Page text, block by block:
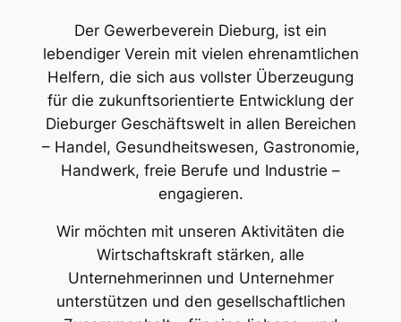
Der Gewerbeverein Dieburg, ist ein
lebendiger Verein mit vielen ehrenamtlichen
Helfern, die sich aus vollster Überzeugung
für die zukunftsorientierte Entwicklung der
Dieburger Geschäftswelt in allen Bereichen
– Handel, Gesundheitswesen, Gastronomie,
Handwerk, freie Berufe und Industrie –
engagieren.
Wir möchten mit unseren Aktivitäten die
Wirtschaftskraft stärken, alle
Unternehmerinnen und Unternehmer
unterstützen und den gesellschaftlichen